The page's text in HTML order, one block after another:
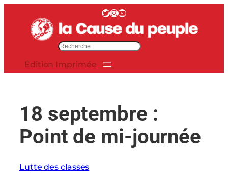
contenu
Twitter InstagramYouTube
c
e
r
Édition Imprimée
18 septembre :
Point de mi-journée
Lutte des classes